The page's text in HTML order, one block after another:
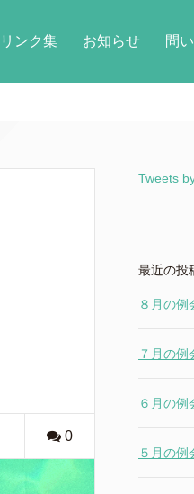
リンク集 お知らせ 問
0
Tweets
最近の投
８月の例
７月の例
６月の例
５月の例